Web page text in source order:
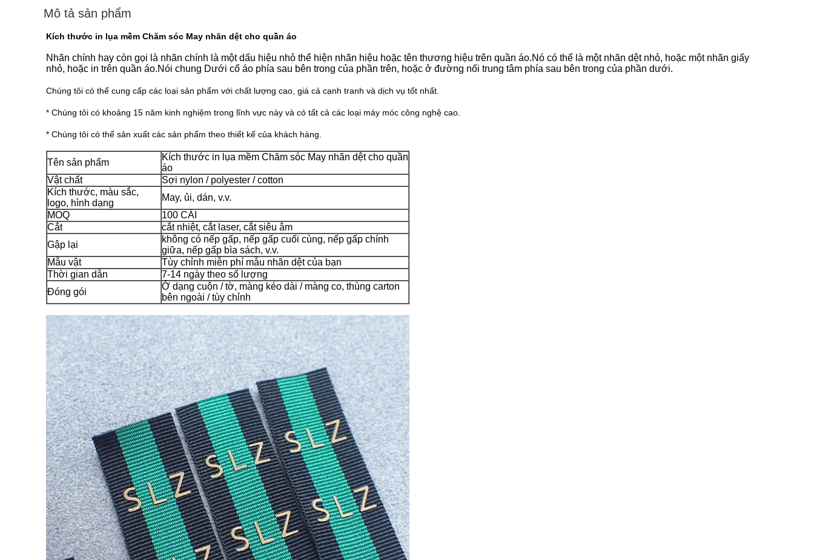
Mô tả sản phẩm
Kích thước in lụa mềm Chăm sóc May nhãn dệt cho quần áo
Nhãn chính hay còn gọi là nhãn chính là một dấu hiệu nhỏ thể hiện nhãn hiệu hoặc tên thương hiệu trên quần áo.Nó có thể là một nhãn dệt nhỏ, hoặc một nhãn giấy
nhỏ, hoặc in trên quần áo.Nói chung Dưới cổ áo phía sau bên trong của phần trên, hoặc ở đường nối trung tâm phía sau bên trong của phần dưới.
Chúng tôi có thể cung cấp các loại sản phẩm với chất lượng cao, giá cả cạnh tranh và dịch vụ tốt nhất.
* Chúng tôi có khoảng 15 năm kinh nghiệm trong lĩnh vực này và có tất cả các loại máy móc công nghệ cao.
* Chúng tôi có thể sản xuất các sản phẩm theo thiết kế của khách hàng.
Tên sản phẩm
Kích thước in lụa mềm Chăm sóc May nhãn dệt cho quần
áo
Vật chất
Sợi nylon / polyester / cotton
Kích thước, màu sắc,
logo, hình dạng
May, ủi, dán, v.v.
MOQ
100 CÁI
Cắt
cắt nhiệt, cắt laser, cắt siêu âm
Gập lại
không có nếp gấp, nếp gấp cuối cùng, nếp gấp chính
giữa, nếp gấp bìa sách, v.v.
Mẫu vật
Tùy chỉnh miễn phí mẫu nhãn dệt của bạn
Thời gian dẫn
7-14 ngày theo số lượng
Đóng gói
Ở dạng cuộn / tờ, màng kéo dài / màng co, thùng carton
bên ngoài / tùy chỉnh